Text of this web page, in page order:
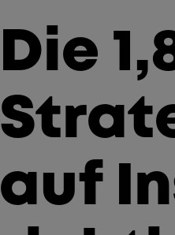
Die
auf